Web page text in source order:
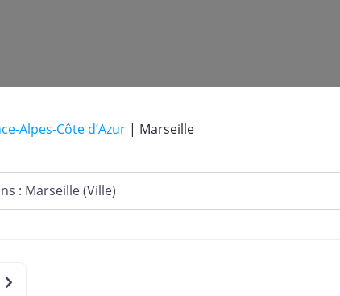
Alpes-Côte d’Azur | Marseille
ville ?
Older posts